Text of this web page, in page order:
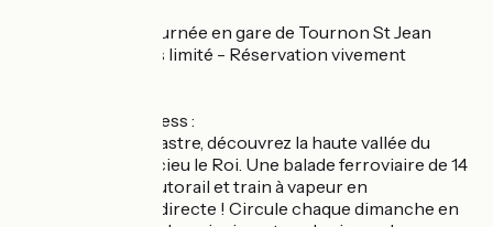
17h00 : fin de la journée en gare de Tournon St Jean
Nombre de places limité - Réservation vivement
Le Lamastre Express :
Au départ de Lamastre, découvrez la haute vallée du
Doux jusqu'à Boucieu le Roi. Une balade ferroviaire de 14
km en alternant autorail et train à vapeur en
correspondance directe ! Circule chaque dimanche en